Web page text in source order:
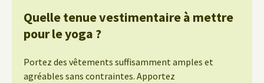
Quelle tenue vestimentaire à mettre
pour le yoga ?
Portez des vêtements suffisamment amples et
agréables sans contraintes. Apportez